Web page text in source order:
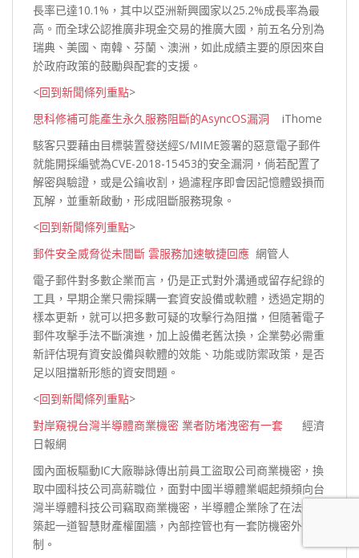
長率已達10.1%，其中以亞洲新興國家以25.2%成長率為最
高。而全球公認推廣非現金交易的推廣大國，前五名分別為
瑞典、美國、南韓、芬蘭、澳洲，如此成績主要的原因來自
於政府政策的鼓勵與配套的支援。
<回到新聞條列重點>
思科修補可能產生永久服務阻斷的AsyncOS漏洞 iThome
駭客只要藉由目標裝置發送經S/MIME簽署的惡意電子郵件
就能開採編號為CVE-2018-15453的安全漏洞，倘若配置了
解密與驗證，或是公鑰收割，過濾程序即會因記憶體毀損而
瓦解，並重新啟動，形成阻斷服務現象。
<回到新聞條列重點>
郵件安全威脅從未間斷 雲服務加速敏捷回應 網管人
電子郵件對多數企業而言，仍是正式對外溝通或留存紀錄的
工具，早期企業只需採購一套資安設備或軟體，透過定期的
樣本更新，就可以把多數可疑的攻擊行為阻擋，但隨著電子
郵件攻擊手法不斷演進，加上設備老舊汰換，企業勢必需重
新評估現有資安設備與軟體的效能、功能或防禦政策，是否
足以阻擋新形態的資安問題。
<回到新聞條列重點>
對岸窺視台灣半導體商業機密 業者防堵洩密有一套 經濟
日報網
國內面板驅動IC大廠聯詠傳出前員工盜取公司商業機密，換
取中國科技公司高薪職位，面對中國半導體業崛起頻頻向台
灣半導體科技公司竊取商業機密，半導體企業除了在法律上
築起一道智慧財產權圍牆，內部控管也有一套防機密外洩
制。